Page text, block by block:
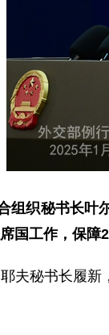
组织秘书长叶
国工作，保
夫秘书长履